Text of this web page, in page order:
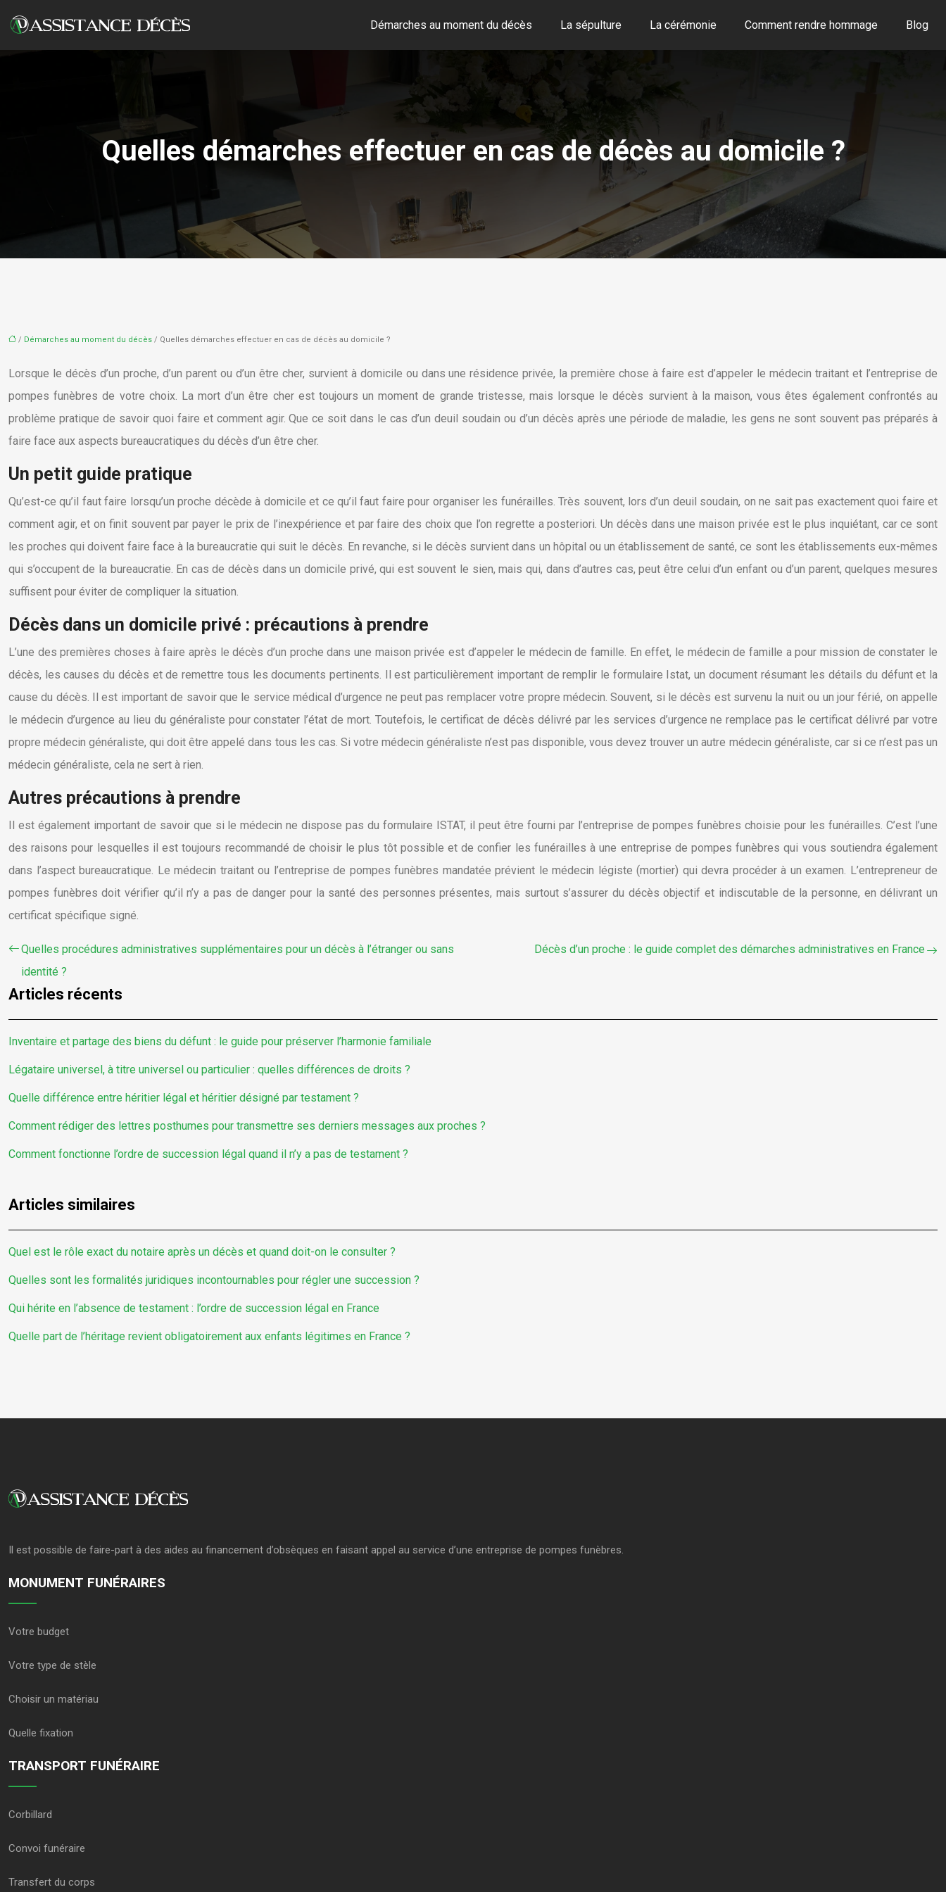
Démarches au moment du décès La sépulture La cérémonie Comment rendre hommage Blog
Quelles démarches effectuer en cas de décès au domicile ?
/ Démarches au moment du décès / Quelles démarches effectuer en cas de décès au domicile ?
Lorsque le décès d’un proche, d’un parent ou d’un être cher, survient à domicile ou dans une résidence privée, la première chose à faire est d’appeler le médecin traitant et l’entreprise de
pompes funèbres de votre choix. La mort d’un être cher est toujours un moment de grande tristesse, mais lorsque le décès survient à la maison, vous êtes également confrontés au
problème pratique de savoir quoi faire et comment agir. Que ce soit dans le cas d’un deuil soudain ou d’un décès après une période de maladie, les gens ne sont souvent pas préparés à
faire face aux aspects bureaucratiques du décès d’un être cher.
Un petit guide pratique
Qu’est-ce qu’il faut faire lorsqu’un proche décède à domicile et ce qu’il faut faire pour organiser les funérailles. Très souvent, lors d’un deuil soudain, on ne sait pas exactement quoi faire et
comment agir, et on finit souvent par payer le prix de l’inexpérience et par faire des choix que l’on regrette a posteriori. Un décès dans une maison privée est le plus inquiétant, car ce sont
les proches qui doivent faire face à la bureaucratie qui suit le décès. En revanche, si le décès survient dans un hôpital ou un établissement de santé, ce sont les établissements eux-mêmes
qui s’occupent de la bureaucratie. En cas de décès dans un domicile privé, qui est souvent le sien, mais qui, dans d’autres cas, peut être celui d’un enfant ou d’un parent, quelques mesures
suffisent pour éviter de compliquer la situation.
Décès dans un domicile privé : précautions à prendre
L’une des premières choses à faire après le décès d’un proche dans une maison privée est d’appeler le médecin de famille. En effet, le médecin de famille a pour mission de constater le
décès, les causes du décès et de remettre tous les documents pertinents. Il est particulièrement important de remplir le formulaire Istat, un document résumant les détails du défunt et la
cause du décès. Il est important de savoir que le service médical d’urgence ne peut pas remplacer votre propre médecin. Souvent, si le décès est survenu la nuit ou un jour férié, on appelle
le médecin d’urgence au lieu du généraliste pour constater l’état de mort. Toutefois, le certificat de décès délivré par les services d’urgence ne remplace pas le certificat délivré par votre
propre médecin généraliste, qui doit être appelé dans tous les cas. Si votre médecin généraliste n’est pas disponible, vous devez trouver un autre médecin généraliste, car si ce n’est pas un
médecin généraliste, cela ne sert à rien.
Autres précautions à prendre
Il est également important de savoir que si le médecin ne dispose pas du formulaire ISTAT, il peut être fourni par l’entreprise de pompes funèbres choisie pour les funérailles. C’est l’une
des raisons pour lesquelles il est toujours recommandé de choisir le plus tôt possible et de confier les funérailles à une entreprise de pompes funèbres qui vous soutiendra également
dans l’aspect bureaucratique. Le médecin traitant ou l’entreprise de pompes funèbres mandatée prévient le médecin légiste (mortier) qui devra procéder à un examen. L’entrepreneur de
pompes funèbres doit vérifier qu’il n’y a pas de danger pour la santé des personnes présentes, mais surtout s’assurer du décès objectif et indiscutable de la personne, en délivrant un
certificat spécifique signé.
Quelles procédures administratives supplémentaires pour un décès à l’étranger ou sans
identité ?
Décès d’un proche : le guide complet des démarches administratives en France
Articles récents
Inventaire et partage des biens du défunt : le guide pour préserver l’harmonie familiale
Légataire universel, à titre universel ou particulier : quelles différences de droits ?
Quelle différence entre héritier légal et héritier désigné par testament ?
Comment rédiger des lettres posthumes pour transmettre ses derniers messages aux proches ?
Comment fonctionne l’ordre de succession légal quand il n’y a pas de testament ?
Articles similaires
Quel est le rôle exact du notaire après un décès et quand doit-on le consulter ?
Quelles sont les formalités juridiques incontournables pour régler une succession ?
Qui hérite en l’absence de testament : l’ordre de succession légal en France
Quelle part de l’héritage revient obligatoirement aux enfants légitimes en France ?
Il est possible de faire-part à des aides au financement d’obsèques en faisant appel au service d’une entreprise de pompes funèbres.
MONUMENT FUNÉRAIRES
Votre budget
Votre type de stèle
Choisir un matériau
Quelle fixation
TRANSPORT FUNÉRAIRE
Corbillard
Convoi funéraire
Transfert du corps